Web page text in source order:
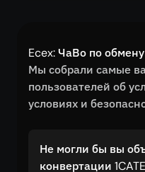
Ecex: ЧаВо по обмену
Мы собрали самые
пользователей об
условиях и
Не могли бы вы
конвертации